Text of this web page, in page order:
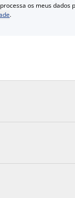
os meus dados
.